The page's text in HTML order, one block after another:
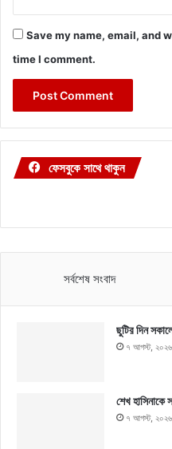
Save my name, email, and
time I comment.
ফেসবুকে সাথে থাকুন
সর্বশেষ সংবাদ
ছুটির দিন
৭ আগস্ট, ২০২৬
শেখ হাসিনাকে
৭ আগস্ট, ২০২৬